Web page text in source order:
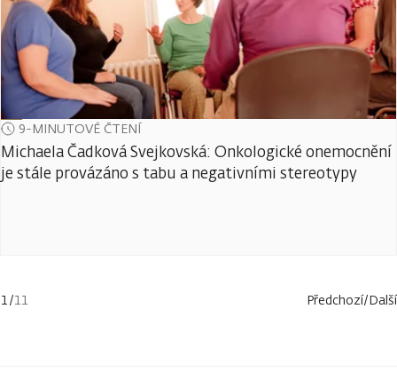
9-MINUTOVÉ ČTENÍ
Michaela Čadková Svejkovská: Onkologické onemocnění
je stále provázáno s tabu a negativními stereotypy
1/11 Předchozí/Další